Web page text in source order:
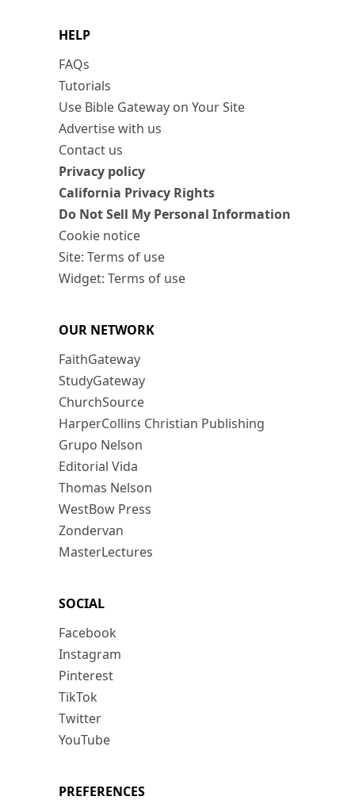
HELP
FAQs
Tutorials
Use Bible Gateway on Your Site
Advertise with us
Contact us
Privacy policy
California Privacy Rights
Do Not Sell My Personal Information
Cookie notice
Site: Terms of use
Widget: Terms of use
OUR NETWORK
FaithGateway
StudyGateway
ChurchSource
HarperCollins Christian Publishing
Grupo Nelson
Editorial Vida
Thomas Nelson
WestBow Press
Zondervan
MasterLectures
SOCIAL
Facebook
Instagram
Pinterest
TikTok
Twitter
YouTube
PREFERENCES